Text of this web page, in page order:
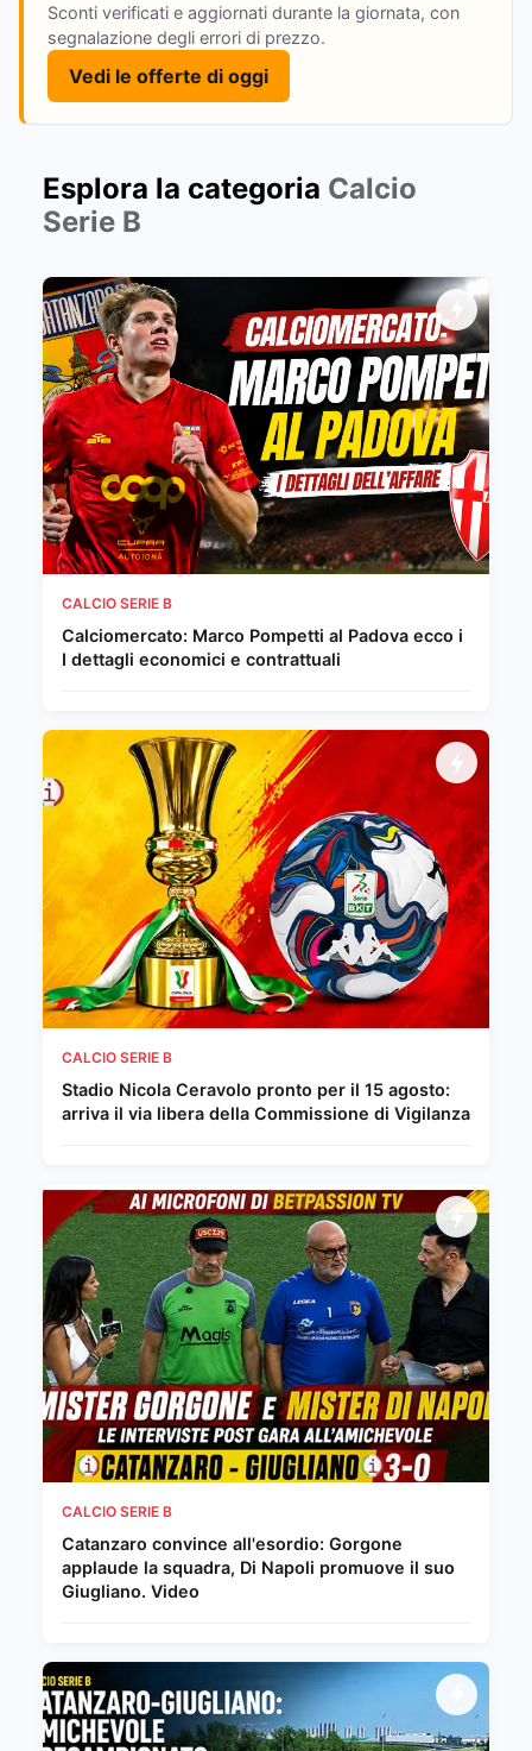
Sconti verificati e aggiornati durante la giornata, con
segnalazione degli errori di prezzo.
Vedi le offerte di oggi
Esplora la categoria Calcio
Serie B
CALCIO SERIE B
Calciomercato: Marco Pompetti al Padova ecco i
I dettagli economici e contrattuali
CALCIO SERIE B
Stadio Nicola Ceravolo pronto per il 15 agosto:
arriva il via libera della Commissione di Vigilanza
CALCIO SERIE B
Catanzaro convince all'esordio: Gorgone
applaude la squadra, Di Napoli promuove il suo
Giugliano. Video